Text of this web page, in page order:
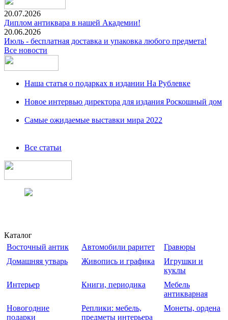
20.07.2026
Диплом антиквара в нашей Академии!
20.06.2026
Июль - бесплатная доставка и упаковка любого предмета!
Все новости
Наша статья о подарках в издании На Рублевке
Новое интервью директора для издания Роскошный дом
Самые ожидаемые выставки мира 2022
Все статьи
Каталог
Восточный антик
Автомобили раритет
Гравюры
Домашняя утварь
Живопись и графика
Игрушки и
куклы
Интерьер
Книги, периодика
Мебель
антикварная
Новогодние
подарки
Реплики: мебель,
предметы интерьера
Монеты, ордена